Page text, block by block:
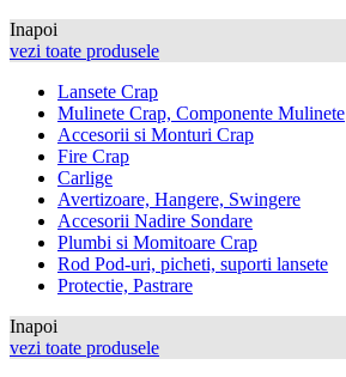
Inapoi
vezi toate produsele
Lansete Crap
Mulinete Crap, Componente Mulinete
Accesorii si Monturi Crap
Fire Crap
Carlige
Avertizoare, Hangere, Swingere
Accesorii Nadire Sondare
Plumbi si Momitoare Crap
Rod Pod-uri, picheti, suporti lansete
Protectie, Pastrare
Inapoi
vezi toate produsele